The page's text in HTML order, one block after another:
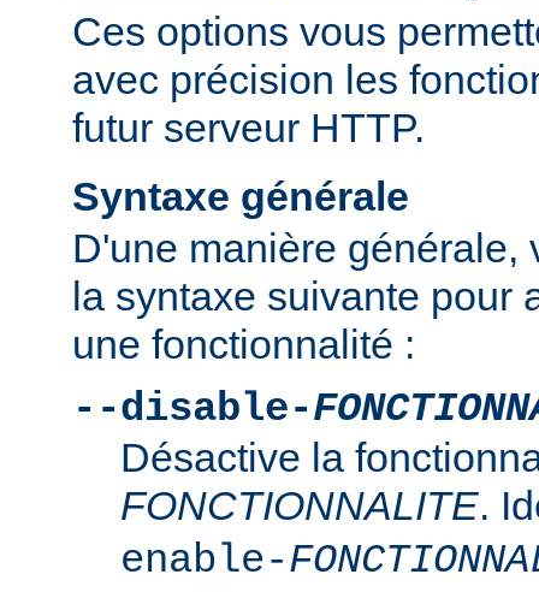
Ces options vous
avec précision les
futur serveur HTTP.
Syntaxe générale
D'une manière générale,
la syntaxe suivante pour
une fonctionnalité :
--disable-
Désactive la
FONCTIONNALITE.
enable-